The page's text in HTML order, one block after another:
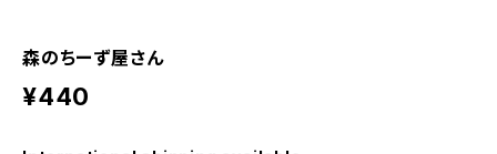
森のちーず屋さん
¥440